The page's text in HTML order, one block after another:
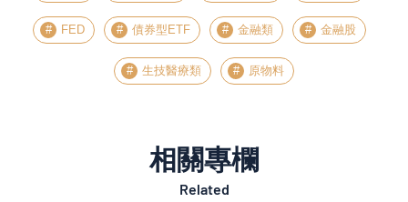
FED 債券型ETF 金融類 金融股
生技醫療類 原物料
相關專欄
Related